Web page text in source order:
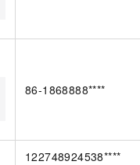
86-1868888****
122748924538****